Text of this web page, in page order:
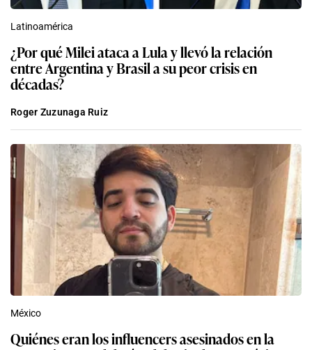
Latinoamérica
¿Por qué Milei ataca a Lula y llevó la relación
entre Argentina y Brasil a su peor crisis en
décadas?
Roger Zuzunaga Ruiz
México
Quiénes eran los influencers asesinados en la